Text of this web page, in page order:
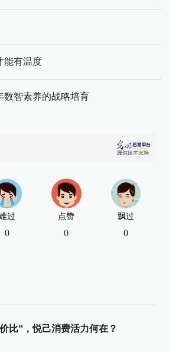
能有温度
数智素养的战略培育
过
0
点赞
0
飘过
0
比”，悦己消费活力何在？